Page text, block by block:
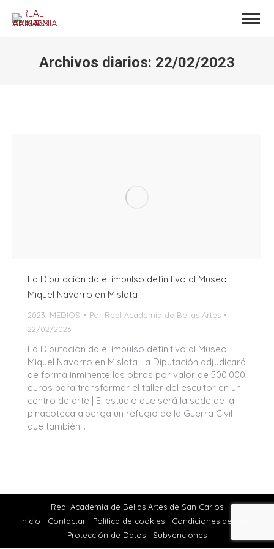
Archivos diarios: 22/02/2023
La Diputación da el impulso definitivo al Museo
Miquel Navarro en Mislata
2023 MEDIOS Por Real Academia de Bellas Artes
22/02/2023
La Diputación da el impulso definitivo al Museo
Miquel Navarro en Mislata La Diputación adjudicará
de forma inminente las obras por valor de 500.000
euros para transformar el taller del escultor en un
centro de arte | El estudio que será la sede de la
pinacoteca alberga un refugio de la Guerra Civil
que también…
Real Academia de Bellas Artes de San Carlos
Inicio
Contactar Política de cookies
Condiciones de Uso
Protección de Datos
Subvenciones